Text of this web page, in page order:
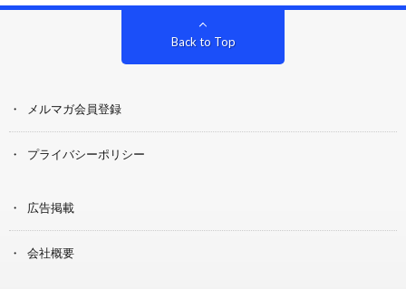
Back to Top
メルマガ会員登録
プライバシーポリシー
広告掲載
会社概要